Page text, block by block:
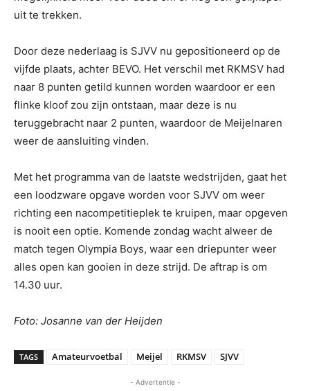
uit te trekken.
Door deze nederlaag is SJVV nu gepositioneerd op de
vijfde plaats, achter BEVO. Het verschil met RKMSV had
naar 8 punten getild kunnen worden waardoor er een
flinke kloof zou zijn ontstaan, maar deze is nu
teruggebracht naar 2 punten, waardoor de Meijelnaren
weer de aansluiting vinden.
Met het programma van de laatste wedstrijden, gaat het
een loodzware opgave worden voor SJVV om weer
richting een nacompetitieplek te kruipen, maar opgeven
is nooit een optie. Komende zondag wacht alweer de
match tegen Olympia Boys, waar een driepunter weer
alles open kan gooien in deze strijd. De aftrap is om
14.30 uur.
Foto: Josanne van der Heijden
TAGS Amateurvoetbal Meijel RKMSV SJVV
- Advertentie -